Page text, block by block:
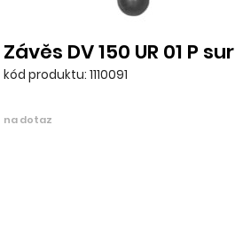
Závěs DV 150 UR 01 P sur
kód produktu: 1110091
na dotaz